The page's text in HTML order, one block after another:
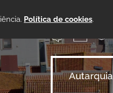
Política de cookies.
Autarquia